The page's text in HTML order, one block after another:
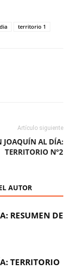
territorio 1
Artículo siguiente
JOAQUÍN AL DÍA:
TERRITORIO Nº2
AUTOR
RESUMEN DE
TERRITORIO